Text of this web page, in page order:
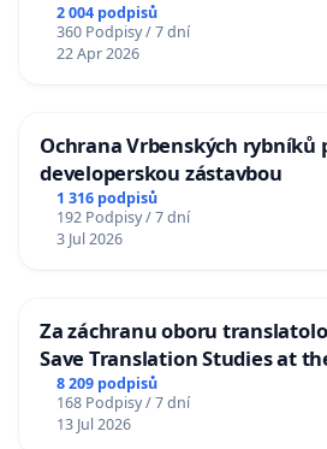
2 004 podpisů
360 Podpisy / 7 dní
22 Apr 2026
Ochrana Vrbenských rybníků
developerskou zástavbou
1 316 podpisů
192 Podpisy / 7 dní
3 Jul 2026
Za záchranu oboru
Save Translation Studies at
Charles University
8 209 podpisů
168 Podpisy / 7 dní
13 Jul 2026